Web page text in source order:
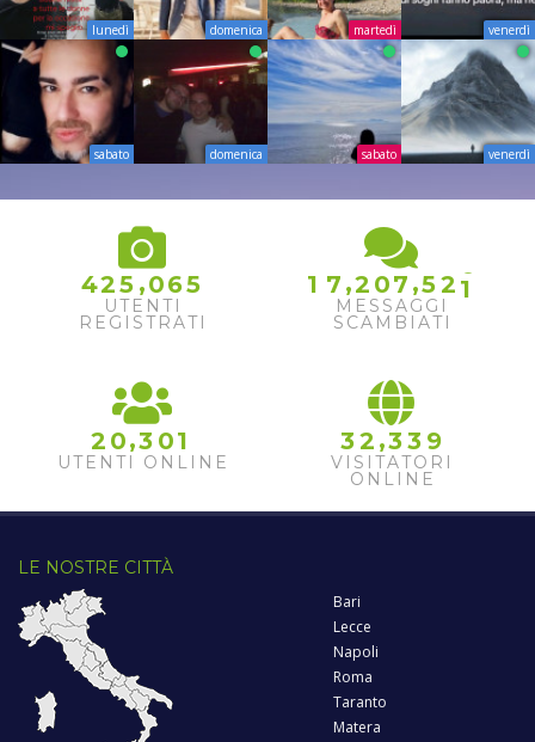
lunedì domenica martedì venerdì
sabato domenica sabato venerdì
425 ,065
UTENTI
REGISTRATI
1 7 ,2 07 ,52 1
MESSAGGI
SCAMBIATI
2 0,3 01
UTENTI ONLINE
32 ,33 9
VISITATORI
ONLINE
LE NOSTRE CITTÀ
Bari
Lecce
Napoli
Roma
Taranto
Matera